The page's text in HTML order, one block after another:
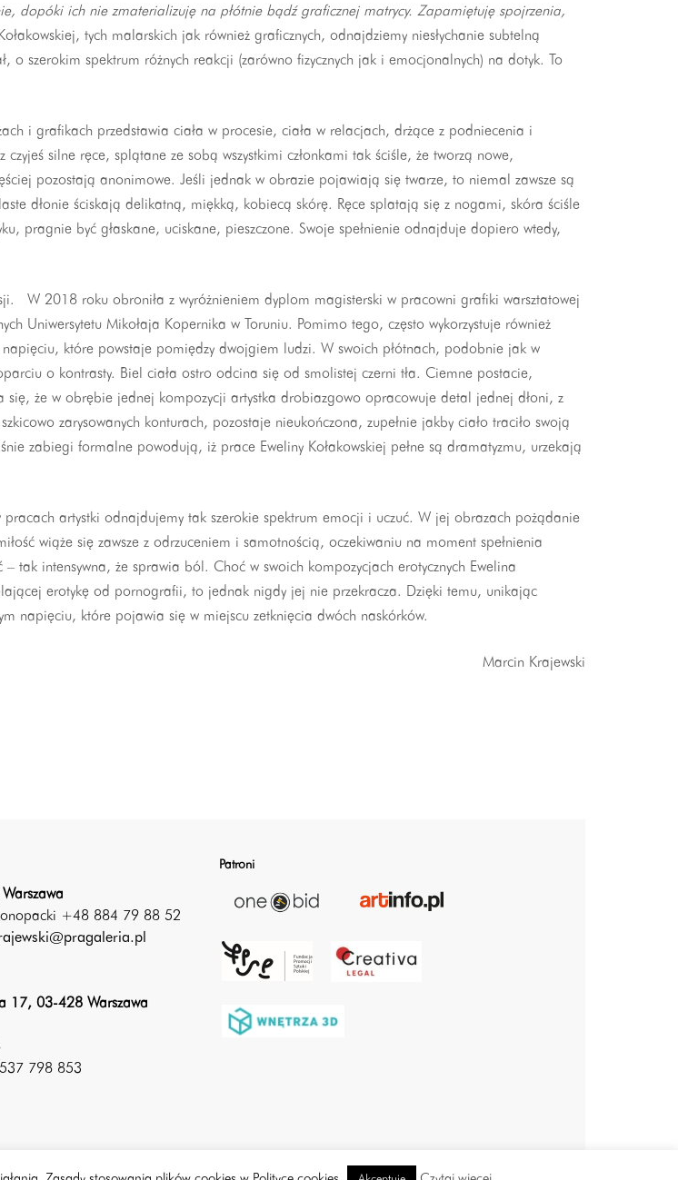
dopóki ich nie zmaterializuję na płótnie bądź graficznej matrycy. Zapamiętuję spojrzenia,
tych malarskich jak również graficznych, odnajdziemy niesłychanie subtelną
szerokim spektrum różnych reakcji (zarówno fizycznych jak i emocjonalnych) na dotyk. To
i grafikach przedstawia ciała w procesie, ciała w relacjach, drżące z podniecenia i
silne ręce, splątane ze sobą wszystkimi członkami tak ściśle, że tworzą nowe,
pozostają anonimowe. Jeśli jednak w obrazie pojawiają się twarze, to niemal zawsze są
dłonie ściskają delikatną, miękką, kobiecą skórę. Ręce splatają się z nogami, skóra ściśle
pragnie być głaskane, uciskane, pieszczone. Swoje spełnienie odnajduje dopiero wtedy,
W 2018 roku obroniła z wyróżnieniem dyplom magisterski w pracowni grafiki warsztatowej
Uniwersytetu Mikołaja Kopernika w Toruniu. Pomimo tego, często wykorzystuje również
które powstaje pomiędzy dwojgiem ludzi. W swoich płótnach, podobnie jak w
o kontrasty. Biel ciała ostro odcina się od smolistej czerni tła. Ciemne postacie,
że w obrębie jednej kompozycji artystka drobiazgowo opracowuje detal jednej dłoni, z
zarysowanych konturach, pozostaje nieukończona, zupełnie jakby ciało traciło swoją
zabiegi formalne powodują, iż prace Eweliny Kołakowskiej pełne są dramatyzmu, urzekają
artystki odnajdujemy tak szerokie spektrum emocji i uczuć. W jej obrazach pożądanie
wiąże się zawsze z odrzuceniem i samotnością, oczekiwaniu na moment spełnienia
tak intensywna, że sprawia ból. Choć w swoich kompozycjach erotycznych Ewelina
erotykę od pornografii, to jednak nigdy jej nie przekracza. Dzięki temu, unikając
napięciu, które pojawia się w miejscu zetknięcia dwóch naskórków.
Marcin Krajewski
+48 884 79 88 52
17, 03-428 Warszawa
798 853
Patroni